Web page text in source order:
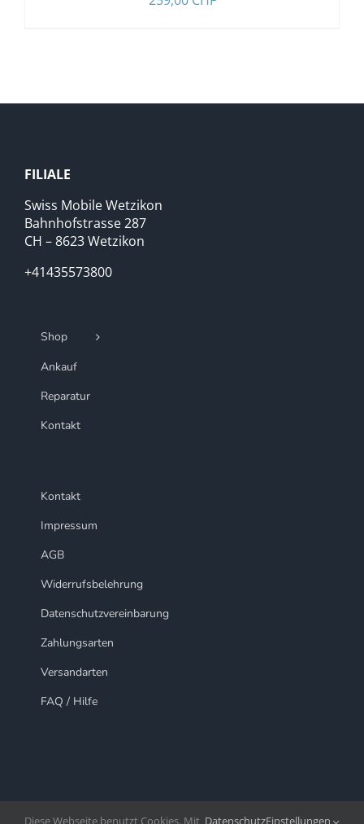
FILIALE
Swiss Mobile Wetzikon
Bahnhofstrasse 287
CH – 8623 Wetzikon
+41435573800
Shop
Ankauf
Reparatur
Kontakt
Kontakt
Impressum
AGB
Widerrufsbelehrung
Datenschutzvereinbarung
Zahlungsarten
Versandarten
FAQ / Hilfe
Diese Webseite benutzt Cookies. Mit DatenschutzEinstellungen